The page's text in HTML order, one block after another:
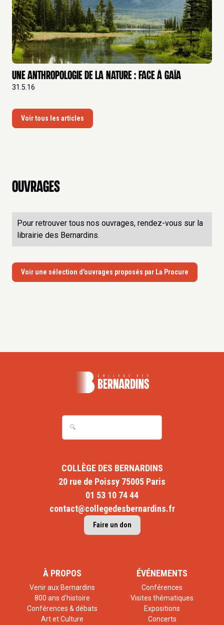
Une anthropologie de la nature : face à Gaïa
31.5.16
Voir tous les articles
Ouvrages
Pour retrouver tous nos ouvrages, rendez-vous sur la
librairie des Bernardins.
Voir une sélection d'ouvrages proposés par La Procure
COLLÈGE DES BERNARDINS
20 rue de Poissy 75005 Paris
01 53 10 74 44
contact@collegedesbernardins.fr
Faire un don
À PROPOS
Venir aux Bernardins
800 ans d'histoire
Conférences & débats
Art et Culture
ÉVÉNEMENTS
Conférences
Visites thématiques
Expositions
Concerts